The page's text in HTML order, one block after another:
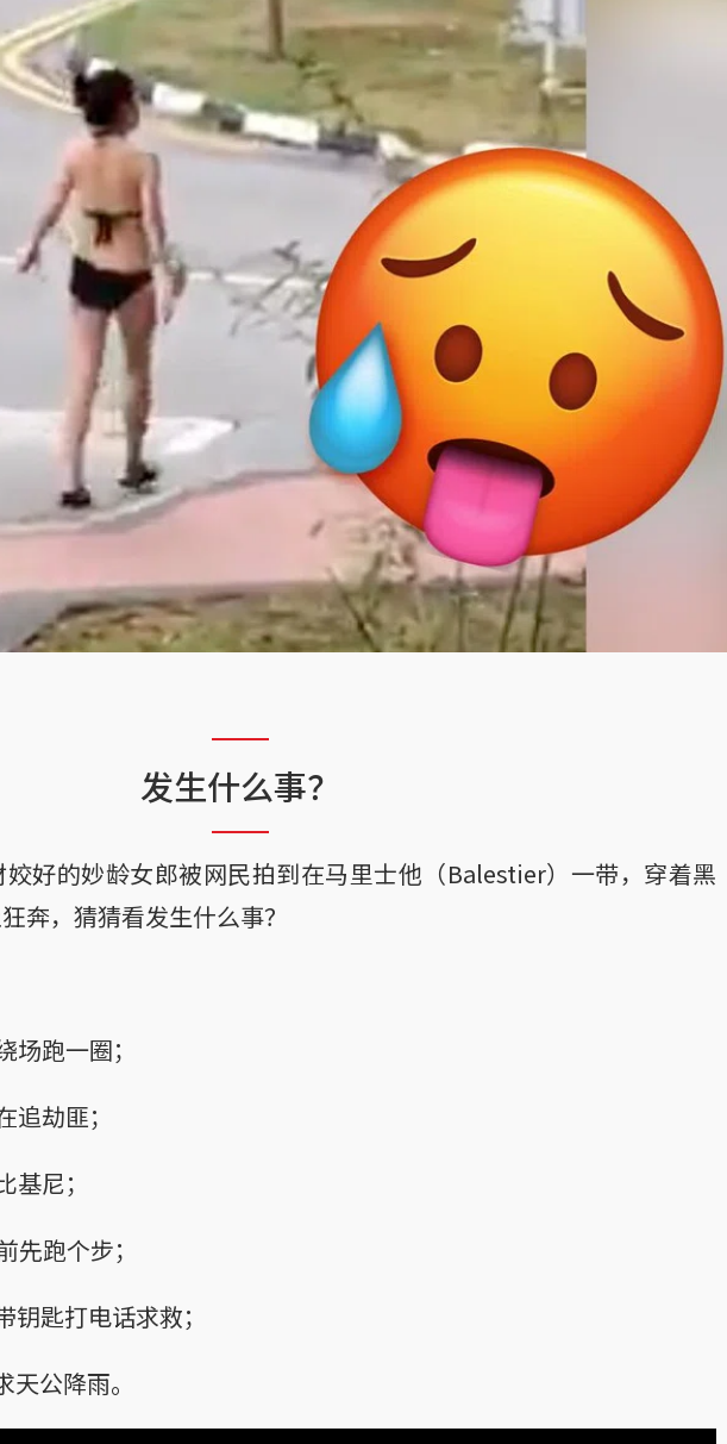
发生什么事？
姣好的妙龄女郎被网民拍到在马里士他（Balestier）一带，穿着黑
奔，猜猜看发生什么事？
场跑一圈；
追劫匪；
基尼；
先跑个步；
钥匙打电话求救；
天公降雨。